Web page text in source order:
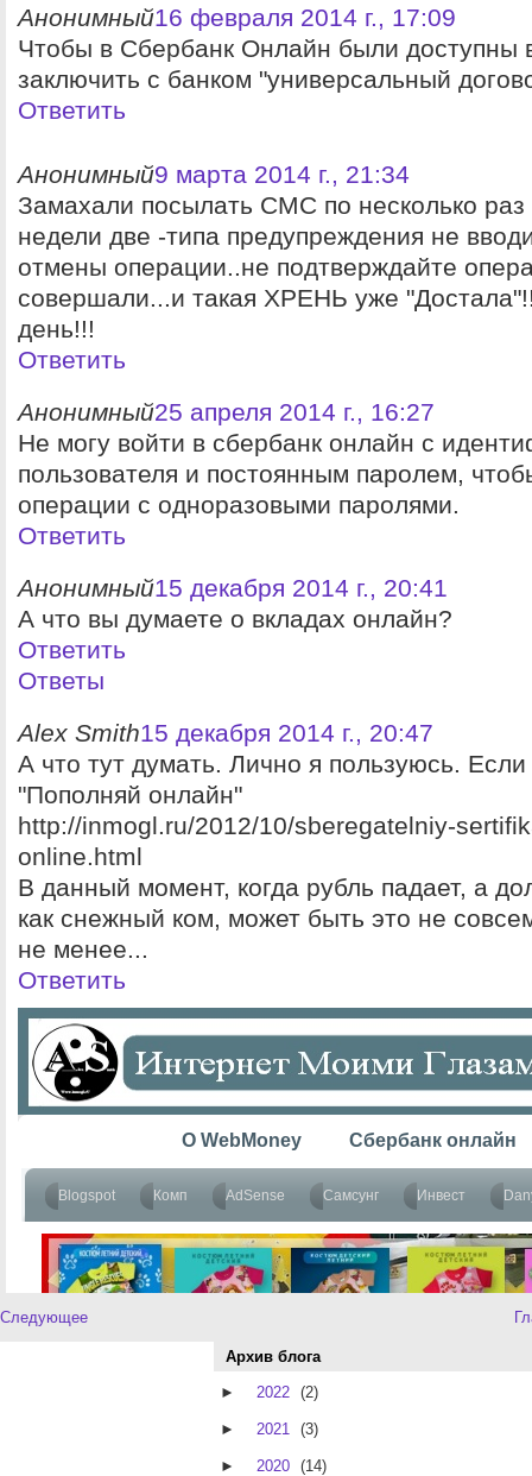
Анонимный16 февраля 2014 г., 17:09
Чтобы в Сбербанк Онлайн были доступны
заключить с банком "универсальный
Ответить
Анонимный9 марта 2014 г., 21:34
Замахали посылать СМС по несколько
недели две -типа предупреждения не
отмены операции..не подтверждайте
совершали...и такая ХРЕНЬ уже
день!!!
Ответить
Анонимный25 апреля 2014 г., 16:27
Не могу войти в сбербанк онлайн с
пользователя и постоянным паролем,
операции с одноразовыми паролями.
Ответить
Анонимный15 декабря 2014 г., 20:41
А что вы думаете о вкладах онлайн?
Ответить
Ответы
Alex Smith15 декабря 2014 г., 20:47
А что тут думать. Лично я пользуюсь. Если
"Пополняй онлайн"
http://inmogl.ru/2012/10/sberegatelniy-
online.html
В данный момент, когда рубль падает, а
как снежный ком, может быть это не
не менее...
Ответить
Следующее
Архив блога
►
2022 (2)
► 2021 (3)
► 2020 (14)